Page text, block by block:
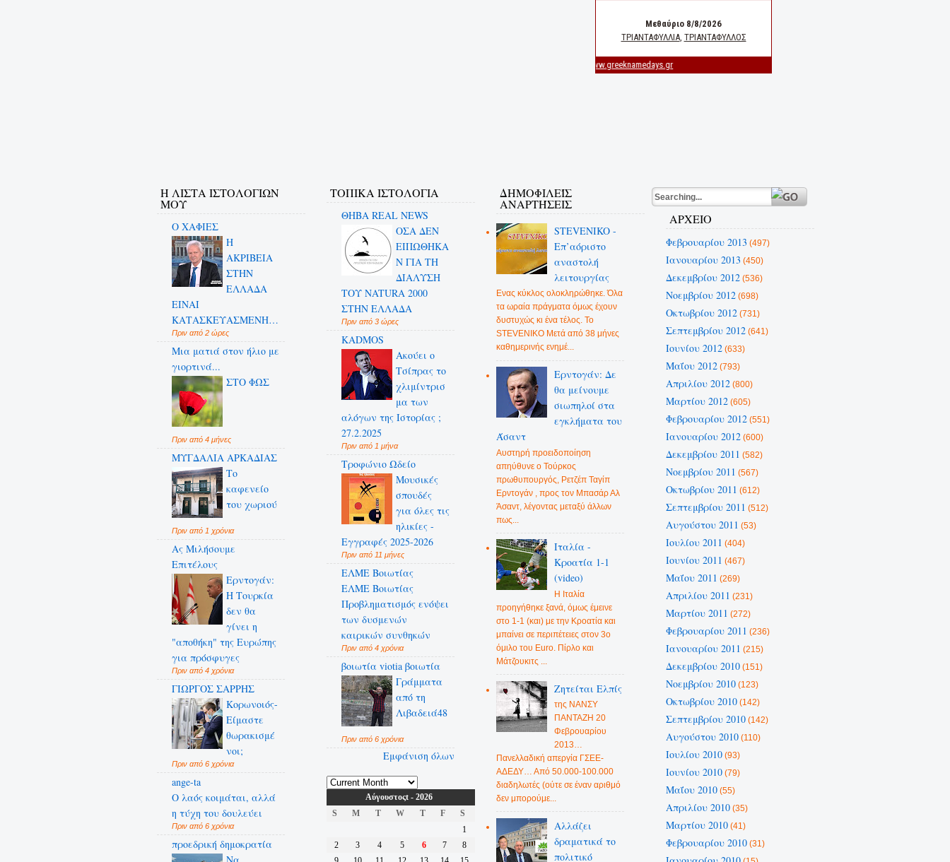
Η ΛΙΣΤΑ ΙΣΤΟΛΟΓΙΩΝ
ΜΟΥ
Ο ΧΑΦΙΕΣ
Η
ΑΚΡΙΒΕΙΑ
ΣΤΗΝ
ΕΛΛΑΔΑ
ΕΙΝΑΙ
ΚΑΤΑΣΚΕΥΑΣΜΕΝΗ…
Πριν από 2 ώρες
Μια ματιά στον ήλιο με
γιορτινά...
ΣΤΟ ΦΩΣ
Πριν από 4 μήνες
ΜΥΓΔΑΛΙΑ ΑΡΚΑΔΙΑΣ
Το
καφενείο
του χωριού
Πριν από 1 χρόνια
Ας Μιλήσουμε
Επιτέλους
Ερντογάν:
Η Τουρκία
δεν θα
γίνει η
"αποθήκη" της Ευρώπης
για πρόσφυγες
Πριν από 4 χρόνια
ΓΙΩΡΓΟΣ ΣΑΡΡΗΣ
Κορωνοιός-
Είμαστε
θωρακισμέ
νοι;
Πριν από 6 χρόνια
ange-ta
Ο λαός κοιμάται, αλλά
η τύχη του δουλεύει
Πριν από 6 χρόνια
προεδρική δημοκρατία
Να
ΤΟΠΙΚΑ ΙΣΤΟΛΟΓΙΑ
ΘΗΒΑ REAL NEWS
ΟΣΑ ΔΕN
ΕΙΠΩΘΗΚΑ
Ν ΓΙΑ ΤΗ
ΔΙΑΛΥΣΗ
ΤΟΥ NATURA 2000
ΣΤΗΝ ΕΛΛΑΔΑ
Πριν από 3 ώρες
KADMOS
Ακούει ο
Τσίπρας το
χλιμίντρισ
μα των
αλόγων της Ιστορίας ;
27.2.2025
Πριν από 1 μήνα
Τροφώνιο Ωδείο
Mουσικές
σπουδές
για όλες τις
ηλικίες -
Εγγραφές 2025-2026
Πριν από 11 μήνες
ΕΛΜΕ Βοιωτίας
ΕΛΜΕ Βοιωτίας
Προβληματισμός ενόψει
των δυσμενών
καιρικών συνθηκών
Πριν από 4 χρόνια
βοιωτία viotia βοιωτία
Γράμματα
από τη
Λιβαδειά48
Πριν από 6 χρόνια
Εμφάνιση όλων
Αύγουστοςt - 2026
S
M T W T F
S
1
2
3 4 5 6 7
8
ΔΗΜΟΦΙΛΕΊΣ
ΑΝΑΡΤΉΣΕΙΣ
STEVENIKO -
Επ’αόριστο
αναστολή
λειτουργίας
Ενας κύκλος ολοκληρώθηκε. Όλα
τα ωραία πράγματα όμως έχουν
δυστυχώς κι ένα τέλος. Το
STEVENIKO Μετά από 38 μήνες
καθημερινής ενημέ...
Ερντογάν: Δε
θα μείνουμε
σιωπηλοί στα
εγκλήματα του
Άσαντ
Αυστηρή προειδοποίηση
απηύθυνε ο Τούρκος
πρωθυπουργός, Ρετζέπ Ταγίπ
Ερντογάν , προς τον Μπασάρ Αλ
Άσαντ, λέγοντας μεταξύ άλλων
πως...
Ιταλία -
Κροατία 1-1
(video)
Η Ιταλία
προηγήθηκε ξανά, όμως έμεινε
στο 1-1 (και) με την Κροατία και
μπαίνει σε περιπέτειες στον 3ο
όμιλο του Euro. Πίρλο και
Μάτζουκιτς ...
Ζητείται Ελπίς
της ΝΑΝΣΥ
ΠΑΝΤΑΖΗ 20
Φεβρουαρίου
2013…
Πανελλαδική απεργία ΓΣΕΕ-
ΑΔΕΔΥ… Από 50.000-100.000
διαδηλωτές (ούτε σε έναν αριθμό
δεν μπορούμε...
Αλλάζει
δραματικά το
πολιτικό
ΑΡΧΕΙΟ
Φεβρουαρίου 2013 (497)
Ιανουαρίου 2013 (450)
Δεκεμβρίου 2012(536)
Νοεμβρίου 2012(698)
Οκτωβρίου 2012(731)
Σεπτεμβρίου 2012(641)
Ιουνίου 2012(633)
Μαΐου 2012(793)
Απριλίου 2012(800)
Μαρτίου 2012(605)
Φεβρουαρίου 2012(551)
Ιανουαρίου 2012(600)
Δεκεμβρίου 2011 (582)
Νοεμβρίου 2011 (567)
Οκτωβρίου 2011 (612)
Σεπτεμβρίου 2011 (512)
Αυγούστου 2011 (53)
Ιουλίου 2011 (404)
Ιουνίου 2011 (467)
Μαΐου 2011 (269)
Απριλίου 2011 (231)
Μαρτίου 2011 (272)
Φεβρουαρίου 2011 (236)
Ιανουαρίου 2011 (215)
Δεκεμβρίου 2010(151)
Νοεμβρίου 2010(123)
Οκτωβρίου 2010(142)
Σεπτεμβρίου 2010(142)
Αυγούστου 2010(110)
Ιουλίου 2010(93)
Ιουνίου 2010(79)
Μαΐου 2010(55)
Απριλίου 2010(35)
Μαρτίου 2010(41)
Φεβρουαρίου 2010(31)